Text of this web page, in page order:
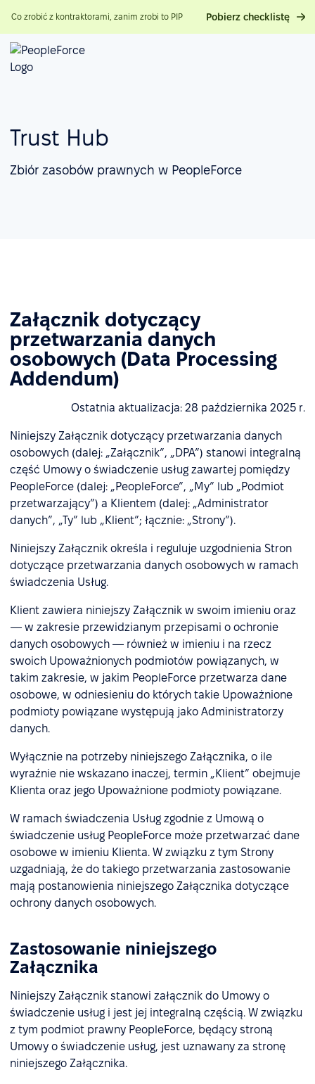
Co zrobić z kontraktorami, zanim zrobi to PIP Pobierz checklistę
Trust Hub
Zbiór zasobów prawnych w PeopleForce
Załącznik dotyczący
przetwarzania danych
osobowych (Data Processing
Addendum)
Ostatnia aktualizacja: 28 października 2025 r.
Niniejszy Załącznik dotyczący przetwarzania danych
osobowych (dalej: „Załącznik”, „DPA”) stanowi integralną
część Umowy o świadczenie usług zawartej pomiędzy
PeopleForce (dalej: „PeopleForce”, „My” lub „Podmiot
przetwarzający”) a Klientem (dalej: „Administrator
danych”, „Ty” lub „Klient”; łącznie: „Strony”).
Niniejszy Załącznik określa i reguluje uzgodnienia Stron
dotyczące przetwarzania danych osobowych w ramach
świadczenia Usług.
Klient zawiera niniejszy Załącznik w swoim imieniu oraz
— w zakresie przewidzianym przepisami o ochronie
danych osobowych — również w imieniu i na rzecz
swoich Upoważnionych podmiotów powiązanych, w
takim zakresie, w jakim PeopleForce przetwarza dane
osobowe, w odniesieniu do których takie Upoważnione
podmioty powiązane występują jako Administratorzy
danych.
Wyłącznie na potrzeby niniejszego Załącznika, o ile
wyraźnie nie wskazano inaczej, termin „Klient” obejmuje
Klienta oraz jego Upoważnione podmioty powiązane.
W ramach świadczenia Usług zgodnie z Umową o
świadczenie usług PeopleForce może przetwarzać dane
osobowe w imieniu Klienta. W związku z tym Strony
uzgadniają, że do takiego przetwarzania zastosowanie
mają postanowienia niniejszego Załącznika dotyczące
ochrony danych osobowych.
Zastosowanie niniejszego
Załącznika
Niniejszy Załącznik stanowi załącznik do Umowy o
świadczenie usług i jest jej integralną częścią. W związku
z tym podmiot prawny PeopleForce, będący stroną
Umowy o świadczenie usług, jest uznawany za stronę
niniejszego Załącznika.